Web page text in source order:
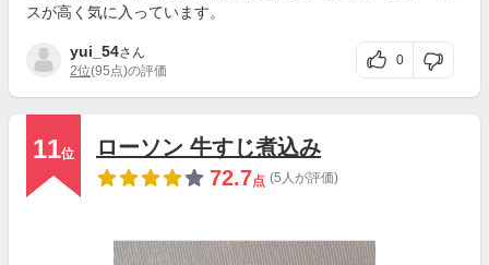
スが高く気に入っています。
yui_54さん
2位(95点)の評価
0
11位
ローソン 牛すじ煮込み
72.7点 (5人が評価)